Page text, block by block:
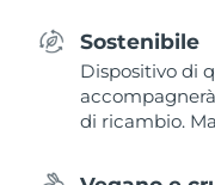
Sostenibile
Dispositivo di
di ricambio.